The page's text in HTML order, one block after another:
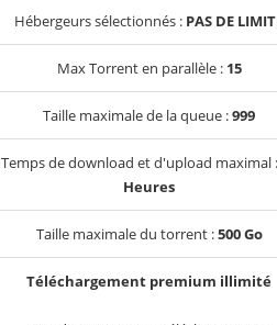
Hébergeurs sélectionnés : PAS DE
Max Torrent en parallèle : 15
Taille maximale de la queue :999
Temps de download et d'upload maximal
Heures
Taille maximale du torrent :500 Go
Téléchargement premium illimité